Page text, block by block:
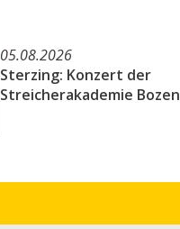
05.08.2026
Sterzing: Konzert der
Streicherakademie Bozen